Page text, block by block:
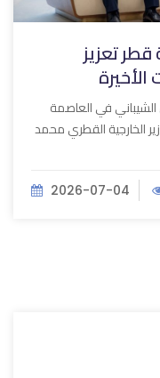
قطر تعزيز
في العاصمة
الخارجية القطري محمد
2026-07-04